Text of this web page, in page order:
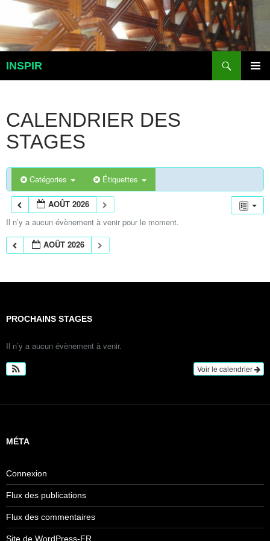
contenu
INSPIR
CALENDRIER DES
STAGES
Catégories Étiquettes
AOÛT 2026
Il n’y a aucun évènement à venir pour le moment.
AOÛT 2026
PROCHAINS STAGES
Il n’y a aucun évènement à venir.
Voir le calendrier
MÉTA
Connexion
Flux des publications
Flux des commentaires
Site de WordPress-FR